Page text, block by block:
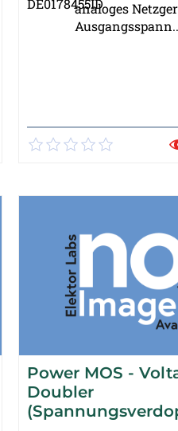
analoges
Power MOS -
Doubler